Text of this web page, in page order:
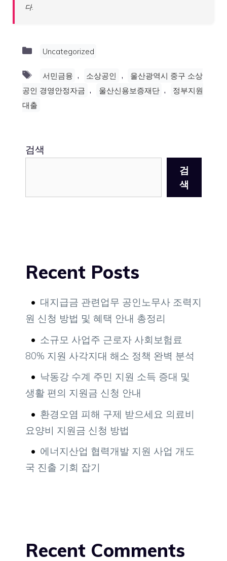
다.
Categories
Uncategorized
Tags
서민금융 , 소상공인 ,
울산광역시 중구 소상
공인 경영안정자금 , 울산신용보증재단 ,
정부지원
대출
검색
검
색
Recent Posts
대지급금 관련업무 공인노무사 조력지
원 신청 방법 및 혜택 안내 총정리
소규모 사업주 근로자 사회보험료
80% 지원 사각지대 해소 정책 완벽 분석
낙동강 수계 주민 지원 소득 증대 및
생활 편의 지원금 신청 안내
환경오염 피해 구제 받으세요 의료비
요양비 지원금 신청 방법
에너지산업 협력개발 지원 사업 개도
국 진출 기회 잡기
Recent Comments